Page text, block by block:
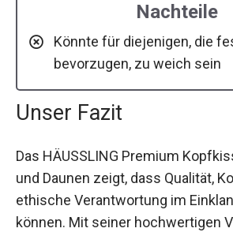
Nachteile
Könnte für diejenigen, die
bevorzugen, zu weich sein
Unser Fazit
Das HÄUSSLING Premium
und Daunen zeigt, dass Qualität,
ethische Verantwortung im
können. Mit seiner hochwertigen